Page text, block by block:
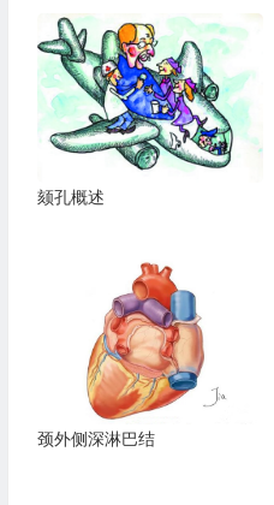
颏孔概述
颈外侧深淋巴结